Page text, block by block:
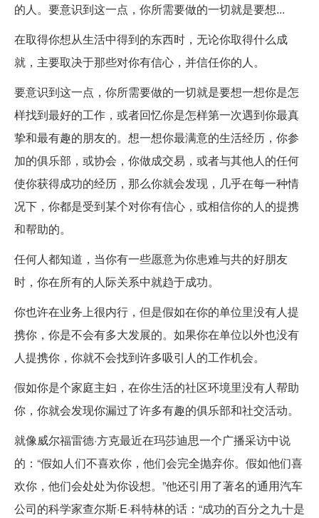
的人。要意识到这一点，你所需要做的一切就是要想...
在取得你想从生活中得到的东西时，无论你取得什么成
就，主要取决于那些对你有信心，并信任你的人。
要意识到这一点，你所需要做的一切就是要想一想你是怎
样找到最好的工作，或者回忆你是怎样第一次遇到你最真
挚和最有趣的朋友的。想一想你最满意的生活经历，你参
加的俱乐部，或协会，你做成交易，或者与其他人的任何
使你获得成功的经历，那么你就会发现，几乎在每一种情
况下，你都是受到某个对你有信心，或相信你的人的提携
和帮助的。
任何人都知道，当你有一些愿意为你患难与共的好朋友
时，你在所有的人际关系中就趋于成功。
你也许在业务上很内行，但是假如在你的单位里没有人提
携你，你是不会有多大发展的。如果你在单位以外也没有
人提携你，你就不会找到许多吸引人的工作机会。
假如你是个家庭主妇，在你生活的社区环境里没有人帮助
你，你就会发现你漏过了许多有趣的俱乐部和社交活动。
就像威尔福雷德·方克最近在玛莎迪思一个广播采访中说
的：“假如人们不喜欢你，他们会完全抛弃你。假如他们喜
欢你，他们会处处为你设想。”他还引用了著名的通用汽车
公司的科学家查尔斯·E·科特林的话：“成功的百分之九十是